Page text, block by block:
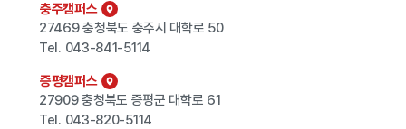
충주캠퍼스
27469 충청북도 충주시 대학로 50
Tel. 043-841-5114
증평캠퍼스
27909 충청북도 증평군 대학로 61
Tel. 043-820-5114